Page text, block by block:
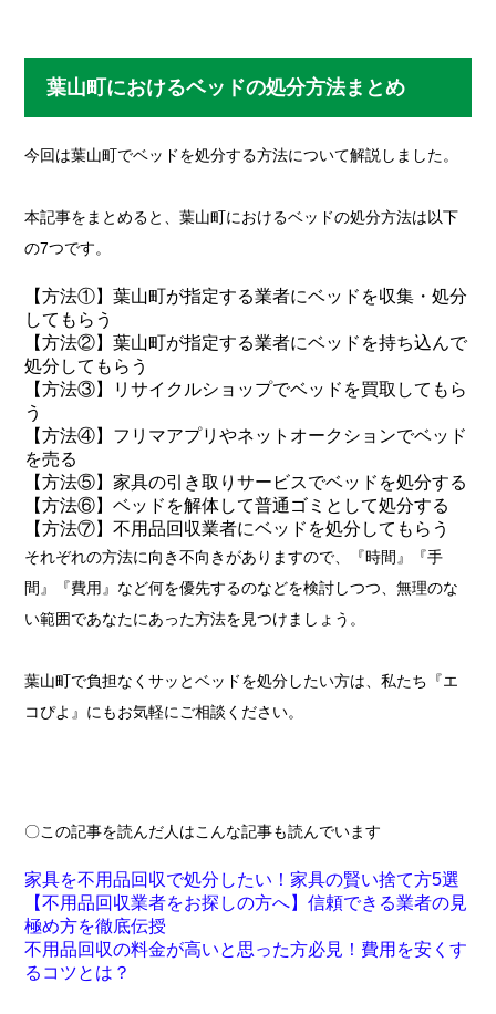
葉山町におけるベッドの処分方法まとめ
今回は葉山町でベッドを処分する方法について解説しました。
本記事をまとめると、葉山町におけるベッドの処分方法は以下
の7つです。
【方法①】葉山町が指定する業者にベッドを収集・処分
してもらう
【方法②】葉山町が指定する業者にベッドを持ち込んで
処分してもらう
【方法③】リサイクルショップでベッドを買取してもら
う
【方法④】フリマアプリやネットオークションでベッド
を売る
【方法⑤】家具の引き取りサービスでベッドを処分する
【方法⑥】ベッドを解体して普通ゴミとして処分する
【方法⑦】不用品回収業者にベッドを処分してもらう
それぞれの方法に向き不向きがありますので、『時間』『手
間』『費用』など何を優先するのなどを検討しつつ、無理のな
い範囲であなたにあった方法を見つけましょう。
葉山町で負担なくサッとベッドを処分したい方は、私たち『エ
コぴよ』にもお気軽にご相談ください。
〇この記事を読んだ人はこんな記事も読んでいます
家具を不用品回収で処分したい！家具の賢い捨て方5選
【不用品回収業者をお探しの方へ】信頼できる業者の見
極め方を徹底伝授
不用品回収の料金が高いと思った方必見！費用を安くす
るコツとは？